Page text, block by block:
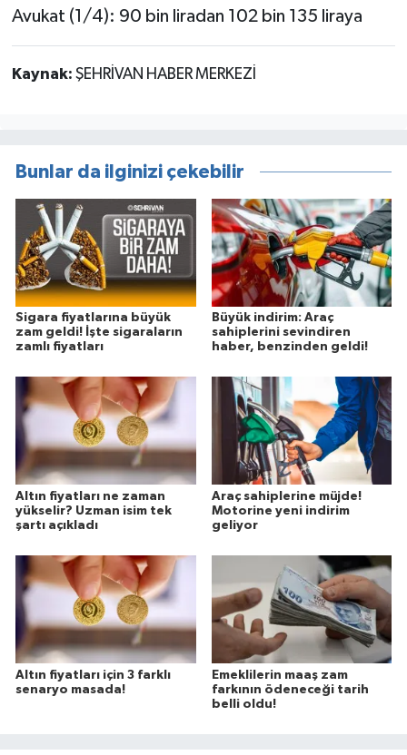
Avukat (1/4): 90 bin liradan 102 bin 135 liraya
Kaynak: ŞEHRİVAN HABER MERKEZİ
Bunlar da ilginizi çekebilir
Sigara fiyatlarına büyük
zam geldi! İşte sigaraların
zamlı fiyatları
Büyük indirim: Araç
sahiplerini sevindiren
haber, benzinden geldi!
Altın fiyatları ne zaman
yükselir? Uzman isim tek
şartı açıkladı
Araç sahiplerine müjde!
Motorine yeni indirim
geliyor
Altın fiyatları için 3 farklı
senaryo masada!
Emeklilerin maaş zam
farkının ödeneceği tarih
belli oldu!